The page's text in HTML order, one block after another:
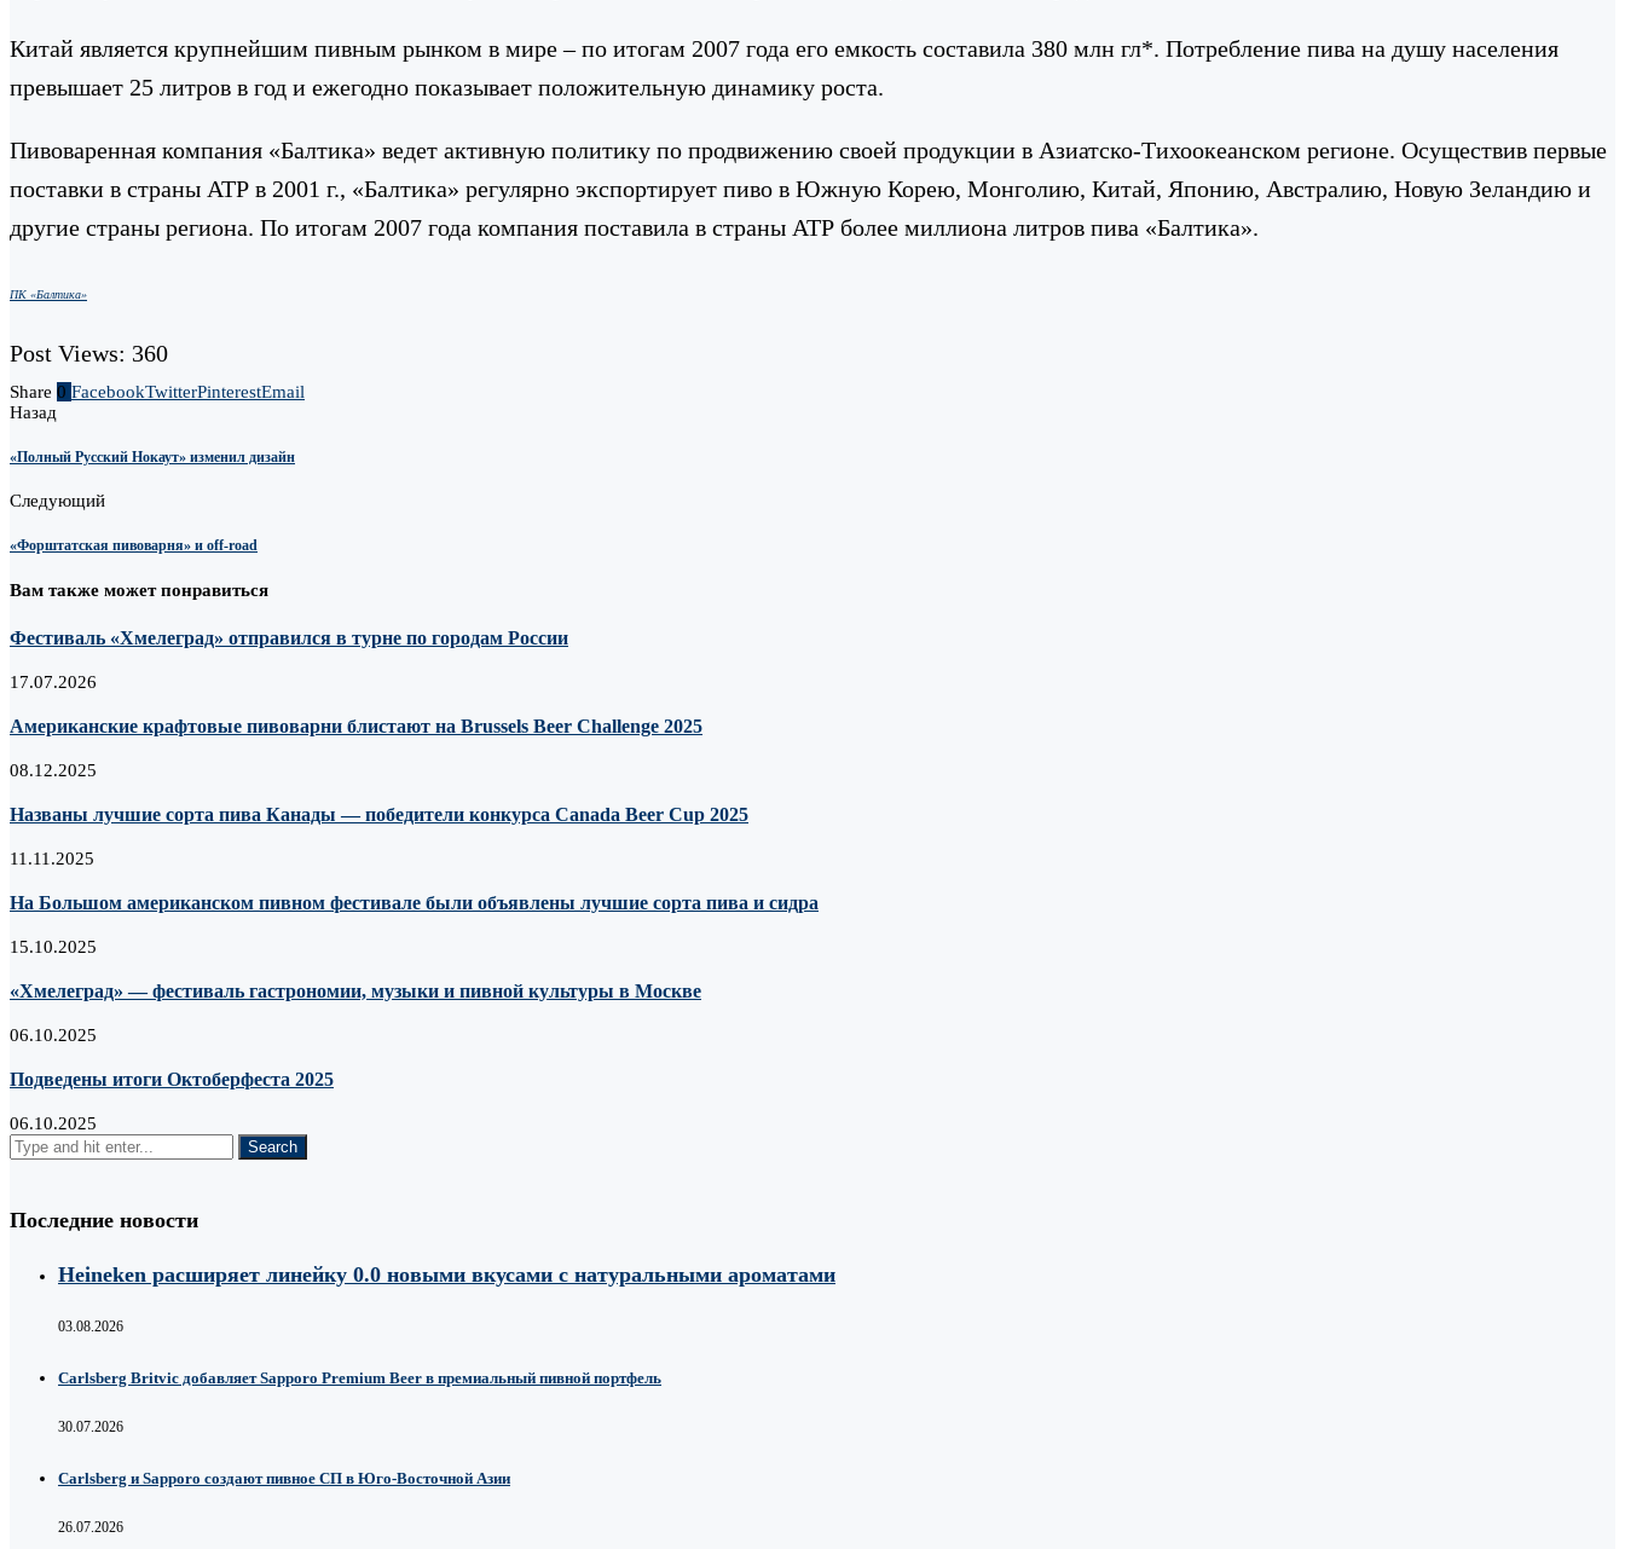
Китай является крупнейшим пивным рынком в мире – по итогам 2007 года его емкость составила 380 млн гл*. Потребление пива на душу населения
превышает 25 литров в год и ежегодно показывает положительную динамику роста.
Пивоваренная компания «Балтика» ведет активную политику по продвижению своей продукции в Азиатско-Тихоокеанском регионе. Осуществив первые
поставки в страны АТР в 2001 г., «Балтика» регулярно экспортирует пиво в Южную Корею, Монголию, Китай, Японию, Австралию, Новую Зеландию и
другие страны региона. По итогам 2007 года компания поставила в страны АТР более миллиона литров пива «Балтика».
ПК «Балтика»
Post Views: 360
Share 0 FacebookTwitterPinterestEmail
Назад
«Полный Русский Нокаут» изменил дизайн
Следующий
«Форштатская пивоварня» и off-road
Вам также может понравиться
Фестиваль «Хмелеград» отправился в турне по городам России
17.07.2026
Американские крафтовые пивоварни блистают на Brussels Beer Challenge 2025
08.12.2025
Названы лучшие сорта пива Канады — победители конкурса Canada Beer Cup 2025
11.11.2025
На Большом американском пивном фестивале были объявлены лучшие сорта пива и сидра
15.10.2025
«Хмелеград» — фестиваль гастрономии, музыки и пивной культуры в Москве
06.10.2025
Подведены итоги Октоберфеста 2025
06.10.2025
Последние новости
Heineken расширяет линейку 0.0 новыми вкусами с натуральными ароматами
03.08.2026
Carlsberg Britvic добавляет Sapporo Premium Beer в премиальный пивной портфель
30.07.2026
Carlsberg и Sapporo создают пивное СП в Юго-Восточной Азии
26.07.2026